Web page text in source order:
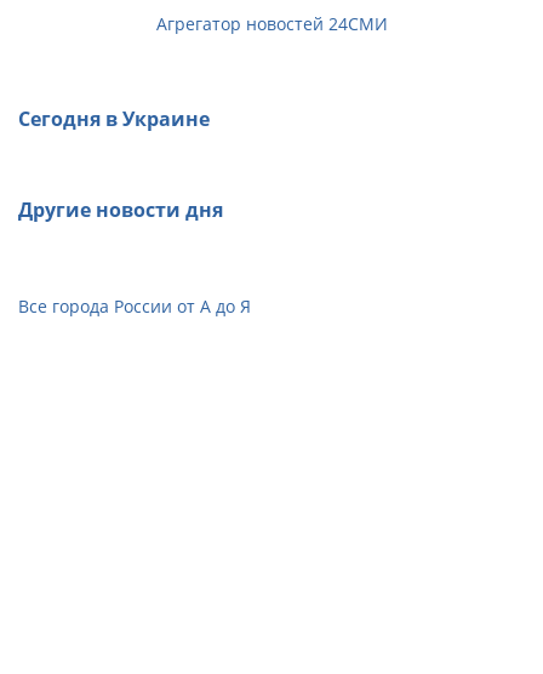
Агрегатор новостей 24СМИ
Сегодня в Украине
Другие новости дня
Все города России от А до Я